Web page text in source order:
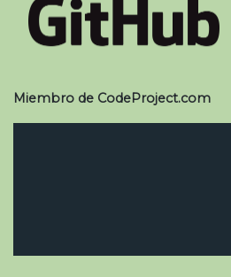
Miembro de CodeProject.com